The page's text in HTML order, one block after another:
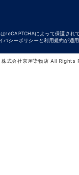
reCAPTCHAによって保護されて
バシーポリシー と利用規約が適
式会社京屋染物店 All Rights